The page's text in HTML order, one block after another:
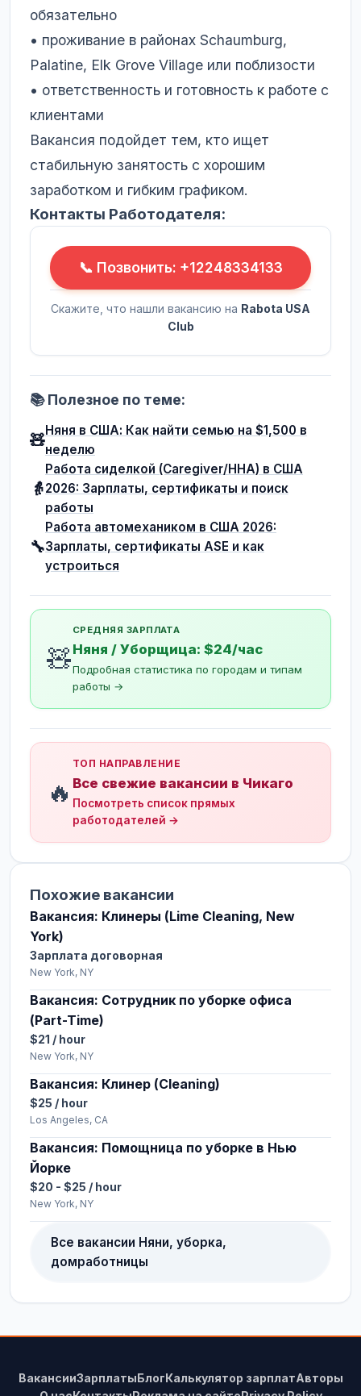
обязательно
• проживание в районах Schaumburg,
Palatine, Elk Grove Village или поблизости
• ответственность и готовность к работе с
клиентами
Вакансия подойдет тем, кто ищет
стабильную занятость с хорошим
заработком и гибким графиком.
Контакты Работодателя:
📞 Позвонить: +12248334133
Скажите, что нашли вакансию на Rabota USA
Club
📚 Полезное по теме:
🧸
Няня в США: Как найти семью на $1,500 в
неделю
👵
Работа сиделкой (Caregiver/HHA) в США
2026: Зарплаты, сертификаты и поиск
работы
🔧
Работа автомехаником в США 2026:
Зарплаты, сертификаты ASE и как
устроиться
🧸
СРЕДНЯЯ ЗАРПЛАТА
Няня / Уборщица: $24/час
Подробная статистика по городам и типам
работы →
🔥
ТОП НАПРАВЛЕНИЕ
Все свежие вакансии в Чикаго
Посмотреть список прямых
работодателей →
Похожие вакансии
Вакансия: Клинеры (Lime Cleaning, New
York)
Зарплата договорная
New York, NY
Вакансия: Сотрудник по уборке офиса
(Part-Time)
$21 / hour
New York, NY
Вакансия: Клинер (Cleaning)
$25 / hour
Los Angeles, CA
Вакансия: Помощница по уборке в Нью
Йорке
$20 - $25 / hour
New York, NY
Все вакансии Няни, уборка,
домработницы
ВакансииЗарплатыБлогКалькулятор зарплатАвторы